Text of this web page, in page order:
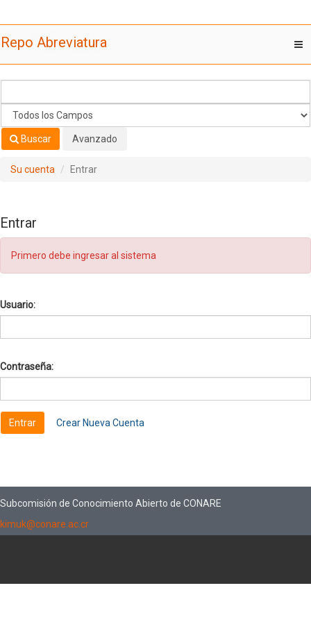
Repo Abreviatura
Buscar Avanzado
Su cuenta Entrar
Entrar
Primero debe ingresar al sistema
Usuario:
Contraseña:
Crear Nueva Cuenta
Subcomisión de Conocimiento Abierto de CONARE
kimuk@conare.ac.cr